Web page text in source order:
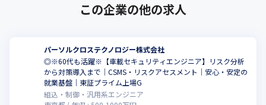
この企業の他の求人
パーソルクロステクノロジー株式会社
◎※60代も活躍※【車載セキュリティエンジニア】リスク分析
から対策導入まで｜CSMS・リスクアセスメント｜安心・安定の
就業基盤｜東証プライム上場G
組込・制御・汎用系エンジニア